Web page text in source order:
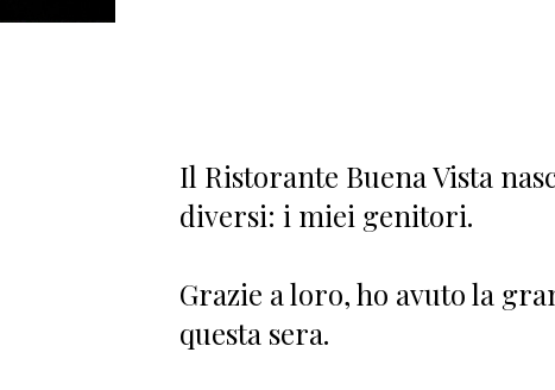
Il Ristorante Buena Vista
diversi: i miei genitori.
Grazie a loro, ho avuto la
questa sera.